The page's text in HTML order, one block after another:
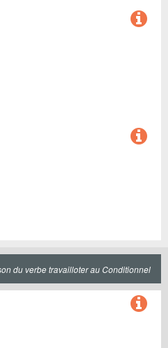
du verbe travailloter au Conditionnel